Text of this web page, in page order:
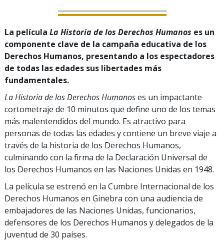
La película La Historia de los Derechos Humanos es un
componente clave de la campaña educativa de los
Derechos Humanos, presentando a los espectadores
de todas las edades sus libertades más
fundamentales.
La Historia de los Derechos Humanoses un impactante
cortometraje de 10 minutos que define uno de los temas
más malentendidos del mundo. Es atractivo para
personas de todas las edades y contiene un breve viaje a
través de la historia de los Derechos Humanos,
culminando con la firma de la Declaración Universal de
los Derechos Humanos en las Naciones Unidas en 1948.
La película se estrenó en la Cumbre Internacional de los
Derechos Humanos en Ginebra con una audiencia de
embajadores de las Naciones Unidas, funcionarios,
defensores de los Derechos Humanos y delegados de la
juventud de 30 países.